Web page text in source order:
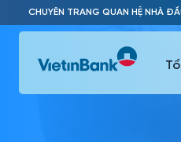
Skip to Main Content
CHUYÊN TRANG QUAN HỆ NHÀ